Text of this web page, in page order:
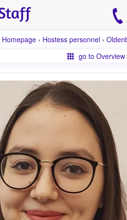
Homepage › Hostess personnel ›
go to Overview